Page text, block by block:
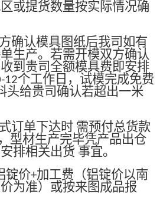
或提货数量按实际情况确
确认模具图纸后我司如有
生产。若需开模双方确认
到贵司全额模具费即安排
12个工作日，试模完成免费
头给贵司确认若超出一米
订单下达时 需预付总货款
型材生产完毕凭产品出仓
排相关出货 事宜。
锭价+加工费（铝锭价以南
为准）或按来图成品报